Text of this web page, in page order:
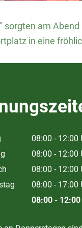
sorgten am
in eine
08:00 - 12:00
Von 08:00 bis
08:00 - 12:00
Von 08:00 bis
08:00 - 12:00
Von 08:00 bis
08:00 - 17:00
Von 08:00 bis
08:00 - 12:00